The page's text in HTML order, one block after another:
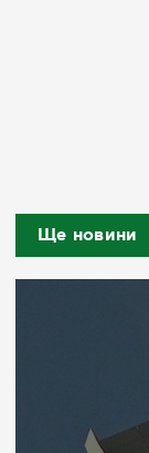
Ще новини